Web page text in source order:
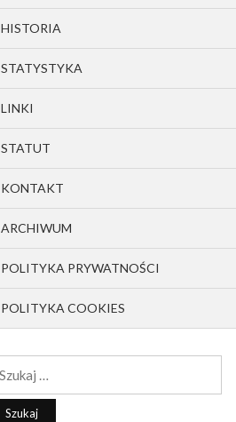
HISTORIA
STATYSTYKA
LINKI
STATUT
KONTAKT
ARCHIWUM
POLITYKA PRYWATNOŚCI
POLITYKA COOKIES